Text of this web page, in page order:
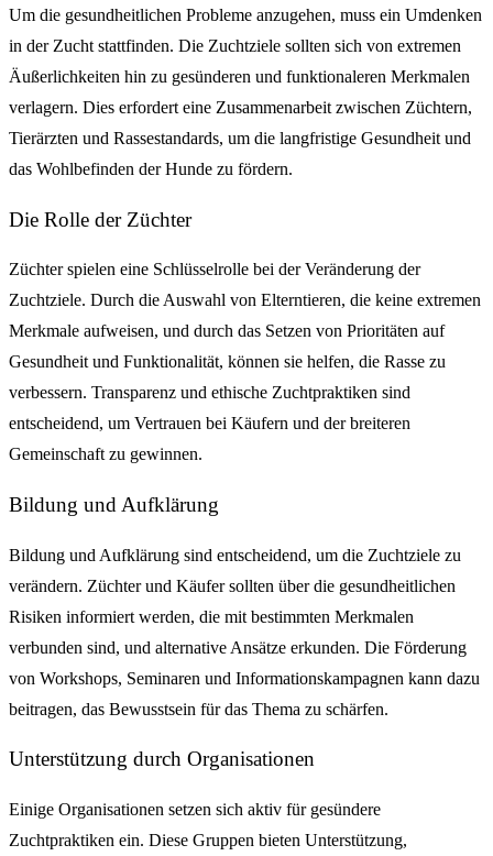
Um die gesundheitlichen Probleme anzugehen, muss ein Umdenken
in der Zucht stattfinden. Die Zuchtziele sollten sich von extremen
Äußerlichkeiten hin zu gesünderen und funktionaleren Merkmalen
verlagern. Dies erfordert eine Zusammenarbeit zwischen Züchtern,
Tierärzten und Rassestandards, um die langfristige Gesundheit und
das Wohlbefinden der Hunde zu fördern.
Die Rolle der Züchter
Züchter spielen eine Schlüsselrolle bei der Veränderung der
Zuchtziele. Durch die Auswahl von Elterntieren, die keine extremen
Merkmale aufweisen, und durch das Setzen von Prioritäten auf
Gesundheit und Funktionalität, können sie helfen, die Rasse zu
verbessern. Transparenz und ethische Zuchtpraktiken sind
entscheidend, um Vertrauen bei Käufern und der breiteren
Gemeinschaft zu gewinnen.
Bildung und Aufklärung
Bildung und Aufklärung sind entscheidend, um die Zuchtziele zu
verändern. Züchter und Käufer sollten über die gesundheitlichen
Risiken informiert werden, die mit bestimmten Merkmalen
verbunden sind, und alternative Ansätze erkunden. Die Förderung
von Workshops, Seminaren und Informationskampagnen kann dazu
beitragen, das Bewusstsein für das Thema zu schärfen.
Unterstützung durch Organisationen
Einige Organisationen setzen sich aktiv für gesündere
Zuchtpraktiken ein. Diese Gruppen bieten Unterstützung,